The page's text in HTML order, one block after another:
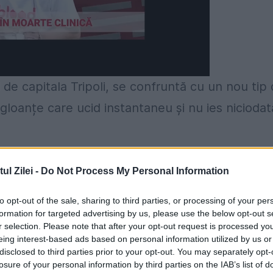
Zilei - Do Not Process My Personal Information
opt-out of the sale, sharing to third parties, or processing of your
for targeted advertising by us, please use the below opt-out
selection. Please note that after your opt-out request is processed
interest-based ads based on personal information utilized by us
to third parties prior to your opt-out. You may separately
of your personal information by third parties on the IAB’s list of
capitala Tripoli, se confruntă cu un nou tip
care ucid instantaneu și nu ies
ruși, unii fiind lunetiști. Absența rănilor
munițiilor folosite de mercenarii ruși și în
combatanți ruși sosiți în Libia în cursul
campanii a Kremlinului pentru a-și reafirma